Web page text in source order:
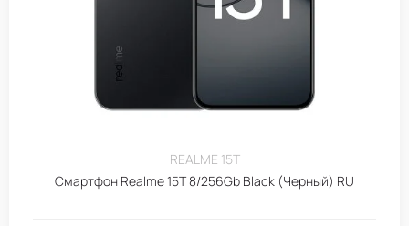
REALME 15T
Смартфон Realme 15T 8/256Gb Black (Черный) RU